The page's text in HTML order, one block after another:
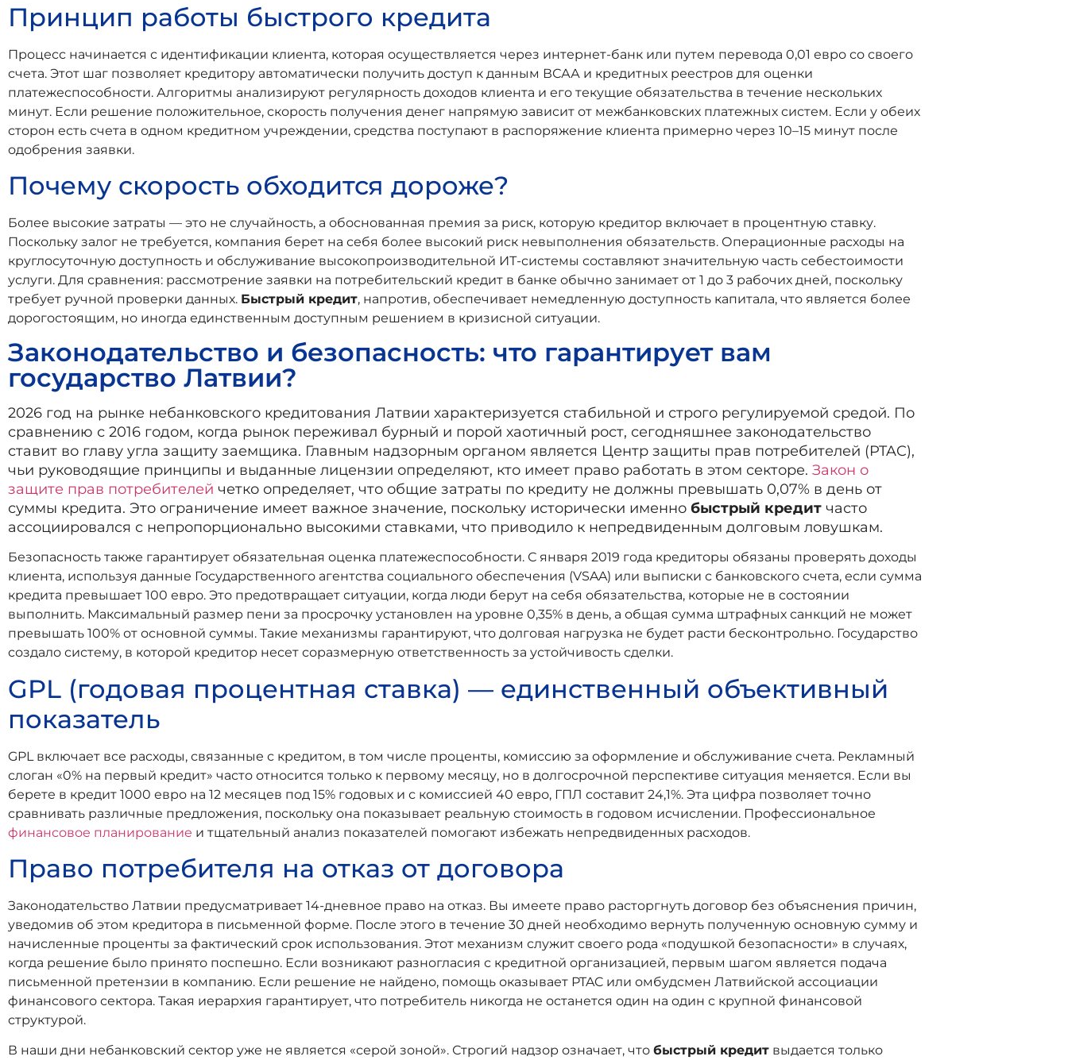
Принцип работы быстрого кредита
Процесс начинается с идентификации клиента, которая осуществляется через интернет-банк или путем перевода 0,01 евро со своего
счета. Этот шаг позволяет кредитору автоматически получить доступ к данным ВСАА и кредитных реестров для оценки
платежеспособности. Алгоритмы анализируют регулярность доходов клиента и его текущие обязательства в течение нескольких
минут. Если решение положительное, скорость получения денег напрямую зависит от межбанковских платежных систем. Если у обеих
сторон есть счета в одном кредитном учреждении, средства поступают в распоряжение клиента примерно через 10–15 минут после
одобрения заявки.
Почему скорость обходится дороже?
Более высокие затраты — это не случайность, а обоснованная премия за риск, которую кредитор включает в процентную ставку.
Поскольку залог не требуется, компания берет на себя более высокий риск невыполнения обязательств. Операционные расходы на
круглосуточную доступность и обслуживание высокопроизводительной ИТ-системы составляют значительную часть себестоимости
услуги. Для сравнения: рассмотрение заявки на потребительский кредит в банке обычно занимает от 1 до 3 рабочих дней, поскольку
требует ручной проверки данных. Быстрый кредит, напротив, обеспечивает немедленную доступность капитала, что является более
дорогостоящим, но иногда единственным доступным решением в кризисной ситуации.
Законодательство и безопасность: что гарантирует вам
государство Латвии?
2026 год на рынке небанковского кредитования Латвии характеризуется стабильной и строго регулируемой средой. По
сравнению с 2016 годом, когда рынок переживал бурный и порой хаотичный рост, сегодняшнее законодательство
ставит во главу угла защиту заемщика. Главным надзорным органом является Центр защиты прав потребителей (PTAC),
чьи руководящие принципы и выданные лицензии определяют, кто имеет право работать в этом секторе. Закон о
защите прав потребителей четко определяет, что общие затраты по кредиту не должны превышать 0,07% в день от
суммы кредита. Это ограничение имеет важное значение, поскольку исторически именно быстрый кредит часто
ассоциировался с непропорционально высокими ставками, что приводило к непредвиденным долговым ловушкам.
Безопасность также гарантирует обязательная оценка платежеспособности. С января 2019 года кредиторы обязаны проверять доходы
клиента, используя данные Государственного агентства социального обеспечения (VSAA) или выписки с банковского счета, если сумма
кредита превышает 100 евро. Это предотвращает ситуации, когда люди берут на себя обязательства, которые не в состоянии
выполнить. Максимальный размер пени за просрочку установлен на уровне 0,35% в день, а общая сумма штрафных санкций не может
превышать 100% от основной суммы. Такие механизмы гарантируют, что долговая нагрузка не будет расти бесконтрольно. Государство
создало систему, в которой кредитор несет соразмерную ответственность за устойчивость сделки.
GPL (годовая процентная ставка) — единственный объективный
показатель
GPL включает все расходы, связанные с кредитом, в том числе проценты, комиссию за оформление и обслуживание счета. Рекламный
слоган «0% на первый кредит» часто относится только к первому месяцу, но в долгосрочной перспективе ситуация меняется. Если вы
берете в кредит 1000 евро на 12 месяцев под 15% годовых и с комиссией 40 евро, ГПЛ составит 24,1%. Эта цифра позволяет точно
сравнивать различные предложения, поскольку она показывает реальную стоимость в годовом исчислении. Профессиональное
финансовое планирование и тщательный анализ показателей помогают избежать непредвиденных расходов.
Право потребителя на отказ от договора
Законодательство Латвии предусматривает 14-дневное право на отказ. Вы имеете право расторгнуть договор без объяснения причин,
уведомив об этом кредитора в письменной форме. После этого в течение 30 дней необходимо вернуть полученную основную сумму и
начисленные проценты за фактический срок использования. Этот механизм служит своего рода «подушкой безопасности» в случаях,
когда решение было принято поспешно. Если возникают разногласия с кредитной организацией, первым шагом является подача
письменной претензии в компанию. Если решение не найдено, помощь оказывает PTAC или омбудсмен Латвийской ассоциации
финансового сектора. Такая иерархия гарантирует, что потребитель никогда не останется один на один с крупной финансовой
структурой.
В наши дни небанковский сектор уже не является «серой зоной». Строгий надзор означает, что быстрый кредит выдается только